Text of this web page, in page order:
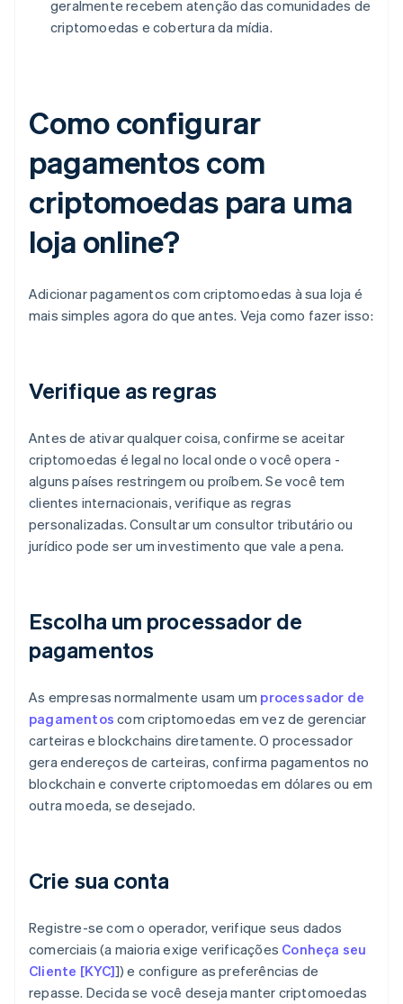
geralmente recebem atenção das comunidades de
criptomoedas e cobertura da mídia.
Como configurar
pagamentos com
criptomoedas para uma
loja online?
Adicionar pagamentos com criptomoedas à sua loja é
mais simples agora do que antes. Veja como fazer isso:
Verifique as regras
Antes de ativar qualquer coisa, confirme se aceitar
criptomoedas é legal no local onde o você opera -
alguns países restringem ou proíbem. Se você tem
clientes internacionais, verifique as regras
personalizadas. Consultar um consultor tributário ou
jurídico pode ser um investimento que vale a pena.
Escolha um processador de
pagamentos
As empresas normalmente usam um processador de
pagamentos com criptomoedas em vez de gerenciar
carteiras e blockchains diretamente. O processador
gera endereços de carteiras, confirma pagamentos no
blockchain e converte criptomoedas em dólares ou em
outra moeda, se desejado.
Crie sua conta
Registre-se com o operador, verifique seus dados
comerciais (a maioria exige verificações Conheça seu
Cliente [KYC]]) e configure as preferências de
repasse. Decida se você deseja manter criptomoedas